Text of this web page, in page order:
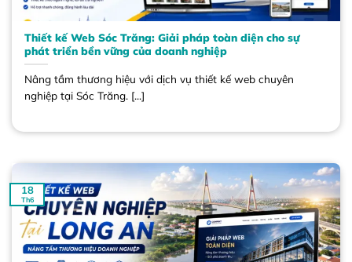
Thiết kế Web Sóc Trăng: Giải pháp toàn diện cho sự
phát triển bền vững của doanh nghiệp
Nâng tầm thương hiệu với dịch vụ thiết kế web chuyên
nghiệp tại Sóc Trăng. [...]
18
Th6